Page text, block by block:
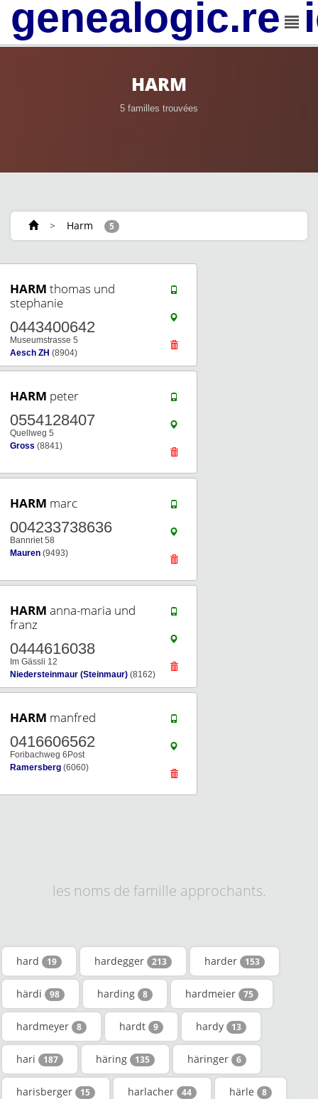
HARM
5 familles trouvées
> Harm 5
HARM thomas und
stephanie
0443400642
Museumstrasse 5
Aesch ZH (8904)
HARM peter
0554128407
Quellweg 5
Gross (8841)
HARM marc
004233738636
Bannriet 58
Mauren (9493)
HARM anna-maria und
franz
0444616038
Im Gässli 12
Niedersteinmaur (Steinmaur) (8162)
HARM manfred
0416606562
Foribachweg 6Post
Ramersberg (6060)
les noms de famille approchants.
hard 19 hardegger 213 harder 153
härdi 98 harding 8 hardmeier 75
hardmeyer 8 hardt 9 hardy 13
hari 187 häring 135 häringer 6
harisberger 15 harlacher 44 härle 8